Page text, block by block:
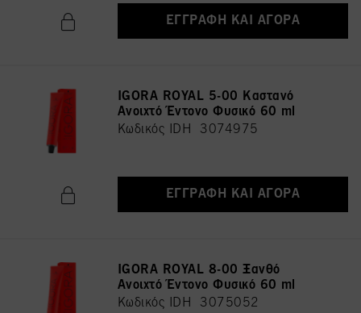
ΕΓΓΡΑΦΉ ΚΑΙ ΑΓΟΡΆ
IGORA ROYAL 5-00 Καστανό
Ανοιχτό Έντονο Φυσικό 60 ml
Κωδικός IDH 3074975
ΕΓΓΡΑΦΉ ΚΑΙ ΑΓΟΡΆ
IGORA ROYAL 8-00 Ξανθό
Ανοιχτό Έντονο Φυσικό 60 ml
Κωδικός IDH 3075052